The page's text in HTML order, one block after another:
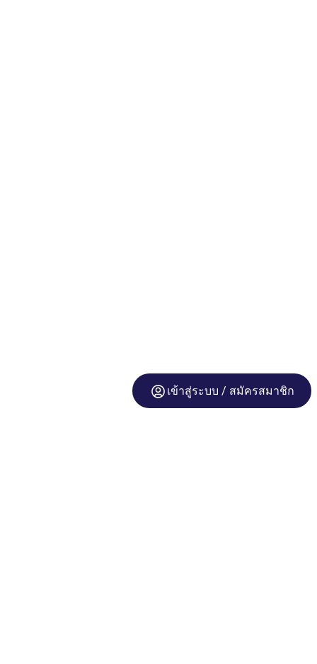
เข้าสู่ระบบ / สมัครสมาชิก